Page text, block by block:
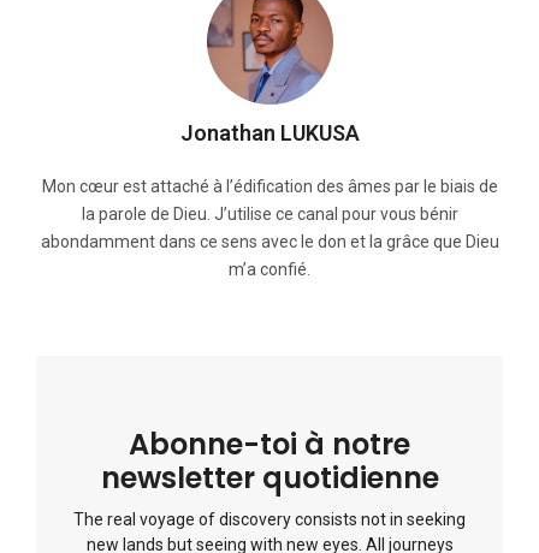
Jonathan LUKUSA
Mon cœur est attaché à l’édification des âmes par le biais de
la parole de Dieu. J’utilise ce canal pour vous bénir
abondamment dans ce sens avec le don et la grâce que Dieu
m’a confié.
Abonne-toi à notre
newsletter quotidienne
The real voyage of discovery consists not in seeking
new lands but seeing with new eyes. All journeys